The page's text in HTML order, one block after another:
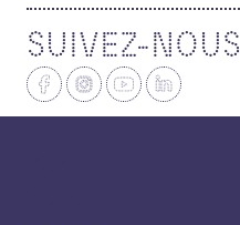
SUIVEZ-NOUS